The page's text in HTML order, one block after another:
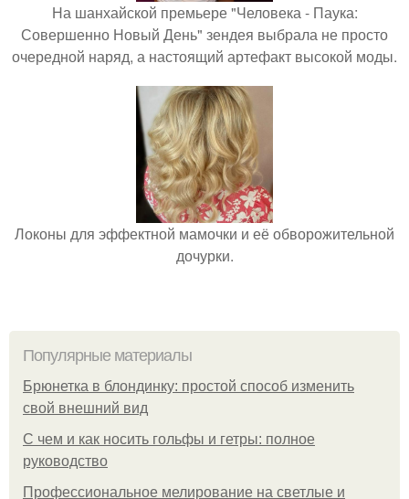
На шанхайской премьере "Человека - Паука:
Совершенно Новый День" зендея выбрала не просто
очередной наряд, а настоящий артефакт высокой моды.
Локоны для эффектной мамочки и её обворожительной
дочурки.
Популярные материалы
Брюнетка в блондинку: простой способ изменить
свой внешний вид
С чем и как носить гольфы и гетры: полное
руководство
Профессиональное мелирование на светлые и